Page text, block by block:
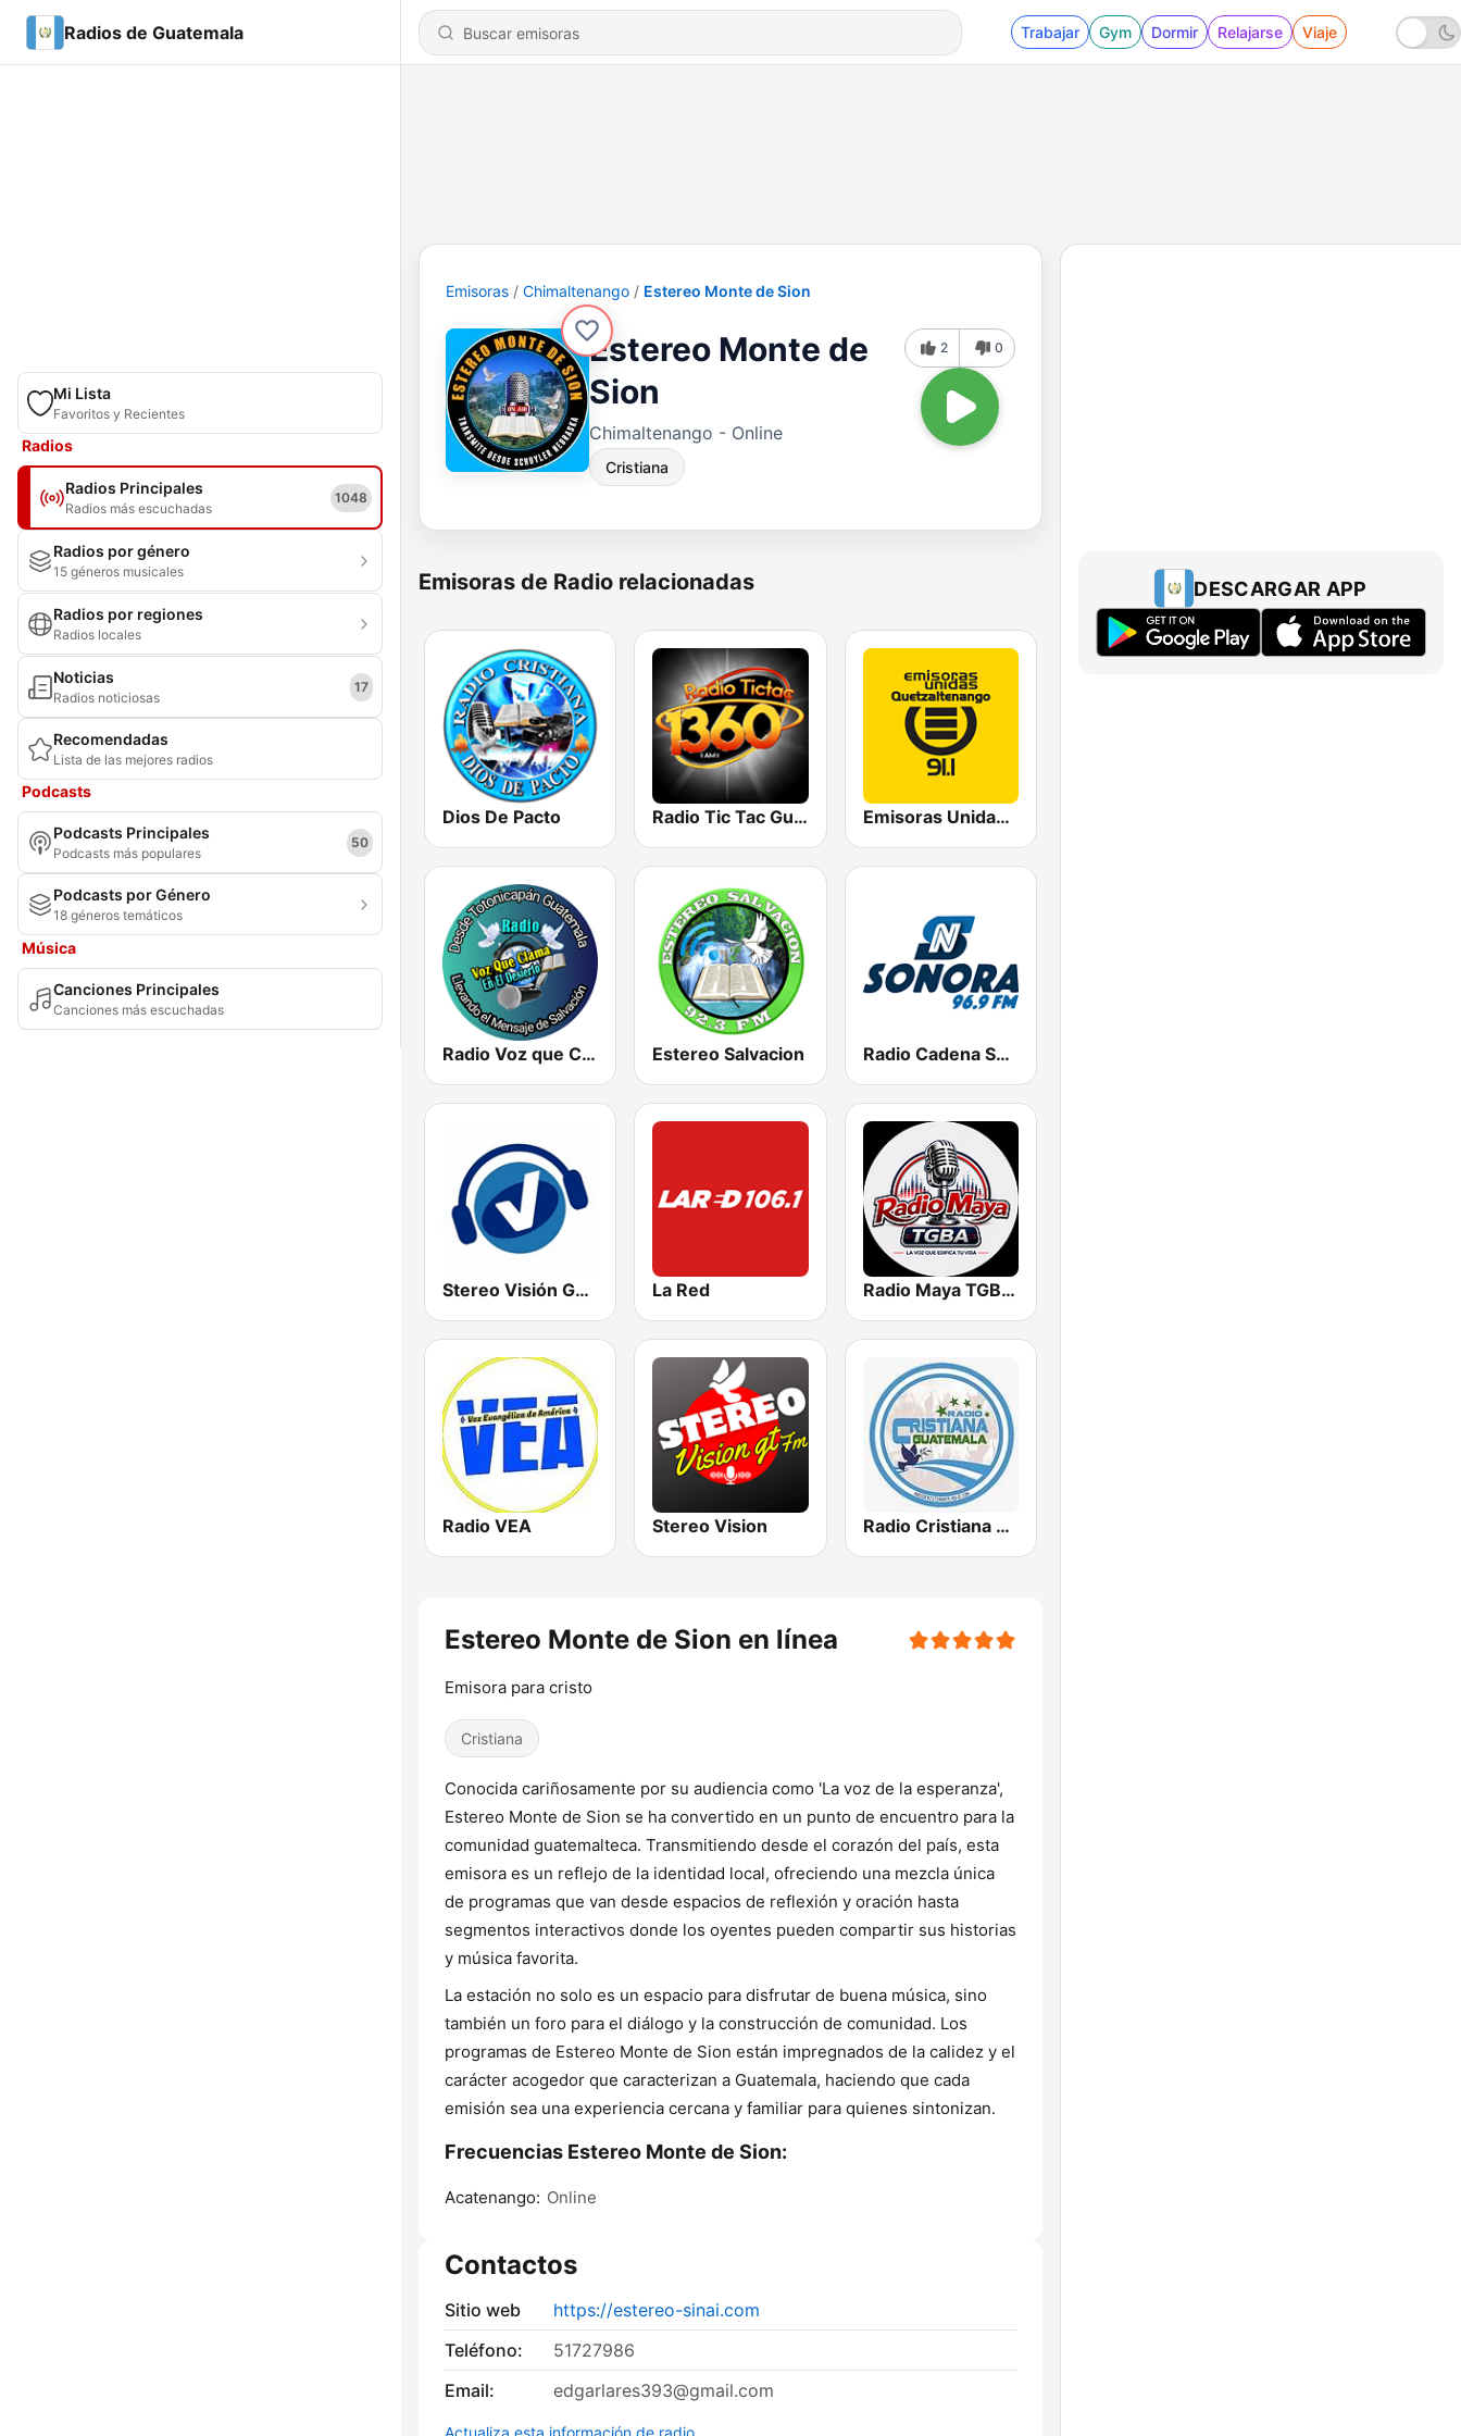
Radios de Guatemala Trabajar Gym Dormir Relajarse Viaje
Mi Lista
Favoritos y Recientes
Radios
Radios Principales
Radios más escuchadas
1048
Radios por género
15 géneros musicales
Radios por regiones
Radios locales
Noticias
Radios noticiosas
17
Recomendadas
Lista de las mejores radios
Podcasts
Podcasts Principales
Podcasts más populares
50
Podcasts por Género
18 géneros temáticos
Música
Canciones Principales
Canciones más escuchadas
Emisoras Chimaltenango Estereo Monte de Sion
Estereo Monte de
Sion
Chimaltenango - Online
Cristiana
2 0
Emisoras de Radio relacionadas
Dios De Pacto Radio Tic Tac Guatemala Emisoras Unidas Quetzaltenango 91.1
Radio Voz que Clama en el Desierto Estereo Salvacion Radio Cadena Sonora
Stereo Visión Guatemala La Red Radio Maya TGBA – 102.3 FM | Radio Cristiana en Vivo
Radio VEA Stereo Vision Radio Cristiana Guatemala
Estereo Monte de Sion en línea
Emisora para cristo
Cristiana
Conocida cariñosamente por su audiencia como 'La voz de la esperanza',
Estereo Monte de Sion se ha convertido en un punto de encuentro para la
comunidad guatemalteca. Transmitiendo desde el corazón del país, esta
emisora es un reflejo de la identidad local, ofreciendo una mezcla única
de programas que van desde espacios de reflexión y oración hasta
segmentos interactivos donde los oyentes pueden compartir sus historias
y música favorita.
La estación no solo es un espacio para disfrutar de buena música, sino
también un foro para el diálogo y la construcción de comunidad. Los
programas de Estereo Monte de Sion están impregnados de la calidez y el
carácter acogedor que caracterizan a Guatemala, haciendo que cada
emisión sea una experiencia cercana y familiar para quienes sintonizan.
Frecuencias Estereo Monte de Sion:
Acatenango: Online
Contactos
Sitio web
https://estereo-sinai.com
Teléfono:
51727986
Email:
edgarlares393@gmail.com
DESCARGAR APP